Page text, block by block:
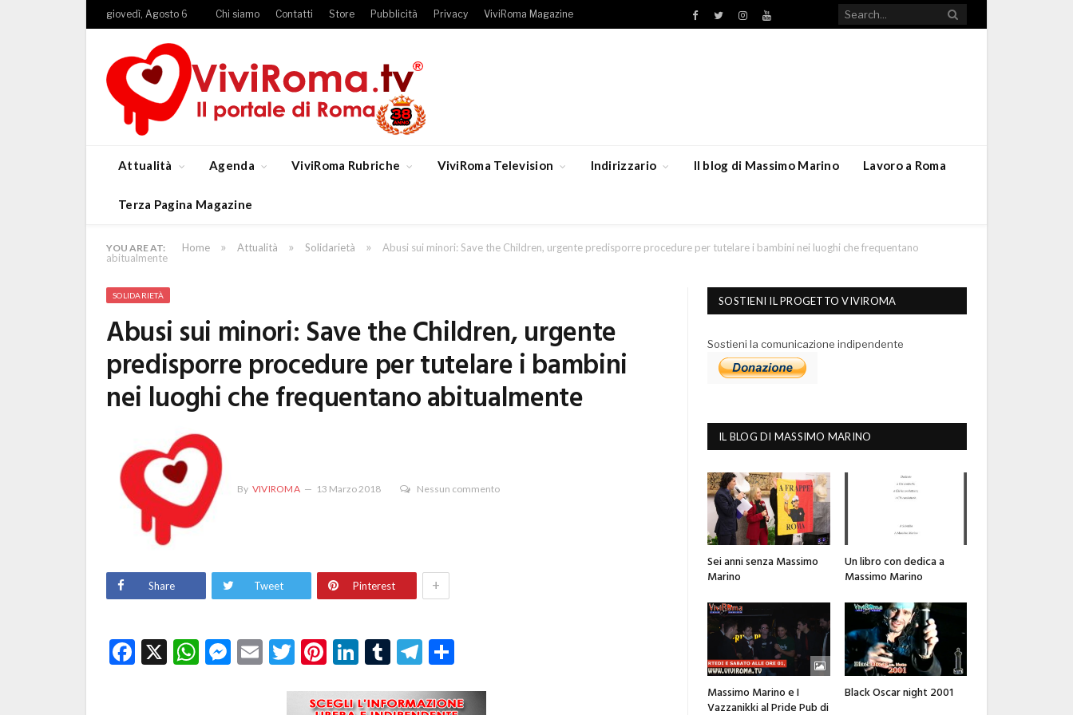
giovedì, Agosto 6 Chi siamo Contatti Store Pubblicità Privacy ViviRoma Magazine Facebook
TwitterInstagramYouTube
Attualità Agenda ViviRoma Rubriche ViviRoma Television Indirizzario Il blog di Massimo Marino Lavoro a Roma
Terza Pagina Magazine
YOU ARE AT: Home » Attualità » Solidarietà »
Abusi sui minori: Save the Children, urgente predisporre procedure per tutelare i bambini nei luoghi che frequentano
abitualmente
SOLIDARIETÀ
Abusi sui minori: Save the Children, urgente
predisporre procedure per tutelare i bambini
nei luoghi che frequentano abitualmente
By VIVIROMA 13 Marzo 2018 Nessun commento
Share Tweet Pinterest +
Facebook
X WhatsApp
Messenger
EmailTwitter
Pinterest
LinkedIn
TumblrTelegram
SOSTIENI IL PROGETTO VIVIROMA
Sostieni la comunicazione indipendente
IL BLOG DI MASSIMO MARINO
Sei anni senza Massimo
Marino
Un libro con dedica a
Massimo Marino
Massimo Marino e I
Vazzanikki al Pride Pub di
Black Oscar night 2001